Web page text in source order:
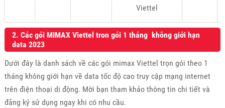
Viettel
2. Các gói MIMAX Viettel tron gói 1 tháng không giới hạn
data 2023
Dưới đây là danh sách về các gói mimax Viettel trọn gói theo 1
tháng không giới hạn về data tốc độ cao truy cập mạng internet
trên điện thoại di động. Mời bạn tham khảo thông tin chi tiết và
đăng ký sử dụng ngay khi có nhu cầu.